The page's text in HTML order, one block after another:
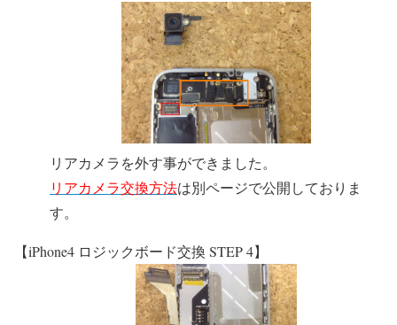
リアカメラを外す事ができました。
リアカメラ交換方法は別ページで公開しておりま
す。
【iPhone4 ロジックボード交換 STEP 4】